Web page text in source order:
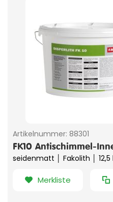
Artikelnummer: 88301
FK10 Antischimmel-
seidenmatt │ Fakolith │ 12,5
Merkliste